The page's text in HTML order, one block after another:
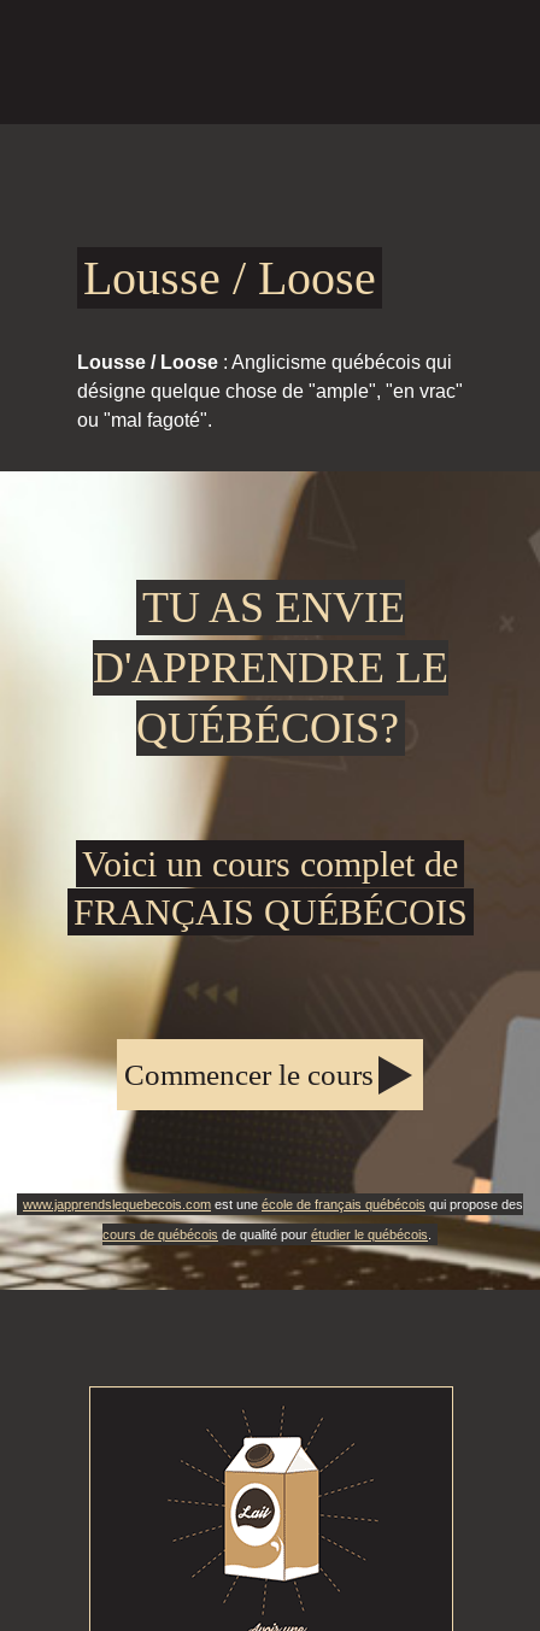
Lousse / Loose
Lousse / Loose : Anglicisme québécois qui
désigne quelque chose de "ample", "en vrac"
ou "mal fagoté".
TU AS ENVIE
D'APPRENDRE LE
QUÉBÉCOIS?
Voici un cours complet de
FRANÇAIS QUÉBÉCOIS
Commencer le cours
www.japprendslequebecois.com est une école de français québécois qui propose des
cours de québécois de qualité pour étudier le québécois